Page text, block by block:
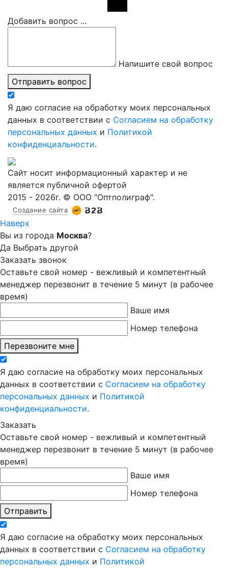
Добавить вопрос ...
Напишите свой вопрос
Отправить вопрос
Я даю согласие на обработку моих персональных
данных в соответствии с Согласием на обработку
персональных данных и Политикой
конфиденциальности.
Сайт носит информационный характер и не
является публичной офертой
2015 - 2026г. © ООО "Оптполиграф".
Создание сайта
Наверх
Вы из города Москва?
Да Выбрать другой
Заказать звонок
Оставьте свой номер - вежливый и компетентный
менеджер перезвонит в течение 5 минут (в рабочее
время)
Ваше имя
Номер телефона
Перезвоните мне
Я даю согласие на обработку моих персональных
данных в соответствии с Согласием на обработку
персональных данных и Политикой
конфиденциальности.
Заказать
Оставьте свой номер - вежливый и компетентный
менеджер перезвонит в течение 5 минут (в рабочее
время)
Ваше имя
Номер телефона
Отправить
Я даю согласие на обработку моих персональных
данных в соответствии с Согласием на обработку
персональных данных и Политикой